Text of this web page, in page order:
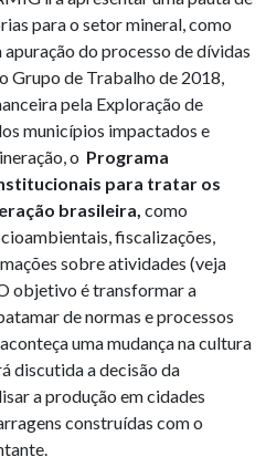
para o setor mineral, como
do processo de dívidas
Grupo de Trabalho de 2018,
pela Exploração de
municípios impactados e
o Programa
para tratar os
brasileira, como
fiscalizações,
sobre atividades (veja
objetivo é transformar a
de normas e processos
uma mudança na cultura
discutida a decisão da
a produção em cidades
construídas com o